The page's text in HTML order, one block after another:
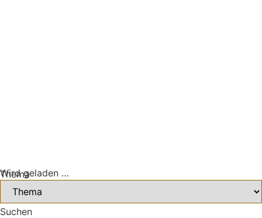
Wird geladen …
Thema
Suchen